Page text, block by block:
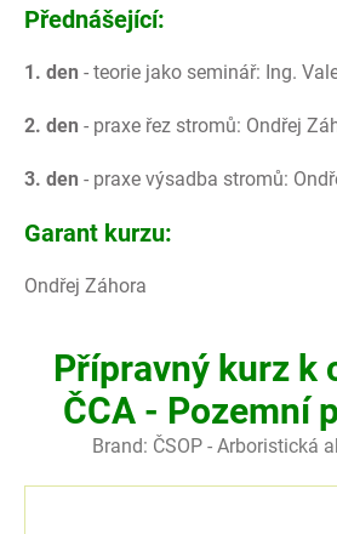
Přípravný kurz k
ČCA - Pozemní
Brand: ČSOP - Arboristická
Přednášející:
1. den - teorie jako seminář: Ing.
2. den - praxe řez stromů: Ondřej
3. den - praxe výsadba stromů:
Garant kurzu:
Ondřej Záhora